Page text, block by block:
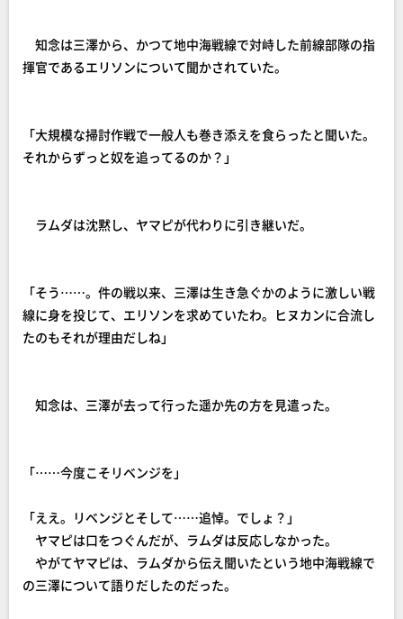
知念は三澤から、かつて地中海戦線で対峙した前線部隊の指
揮官であるエリソンについて聞かされていた。
「大規模な掃討作戦で一般人も巻き添えを食らったと聞いた。
それからずっと奴を追ってるのか？」
ラムダは沈黙し、ヤマピが代わりに引き継いだ。
「そう……。件の戦以来、三澤は生き急ぐかのように激しい戦
線に身を投じて、エリソンを求めていたわ。ヒヌカンに合流し
たのもそれが理由だしね」
知念は、三澤が去って行った遥か先の方を見遣った。
「……今度こそリベンジを」
「ええ。リベンジとそして……追悼。でしょ？」
ヤマピは口をつぐんだが、ラムダは反応しなかった。
やがてヤマピは、ラムダから伝え聞いたという地中海戦線で
の三澤について語りだしたのだった。